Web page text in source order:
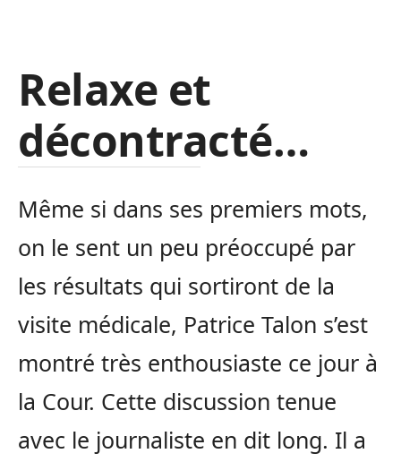
Relaxe et
décontracté…
Même si dans ses premiers mots,
on le sent un peu préoccupé par
les résultats qui sortiront de la
visite médicale, Patrice Talon s’est
montré très enthousiaste ce jour à
la Cour. Cette discussion tenue
avec le journaliste en dit long. Il a